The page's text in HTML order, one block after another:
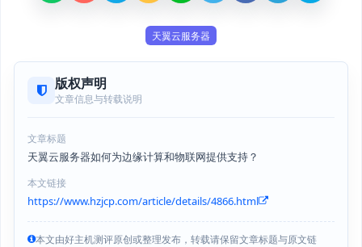
天翼云服务器
版权声明
文章信息与转载说明
文章标题
天翼云服务器如何为边缘计算和物联网提供支持？
本文链接
https://www.hzjcp.com/article/details/4866.html
本文由好主机测评原创或整理发布，转载请保留文章标题与原文链